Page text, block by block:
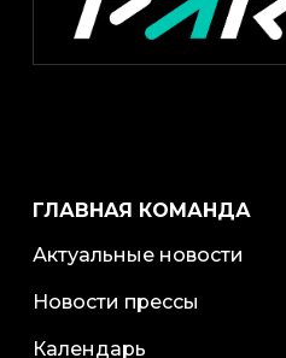
ГЛАВНАЯ КОМАНДА
Актуальные новости
Новости прессы
Календарь